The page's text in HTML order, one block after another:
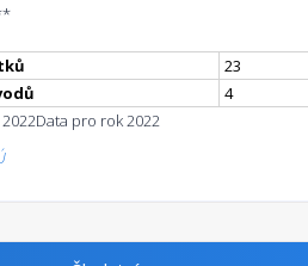
23
4
Data pro rok 2022